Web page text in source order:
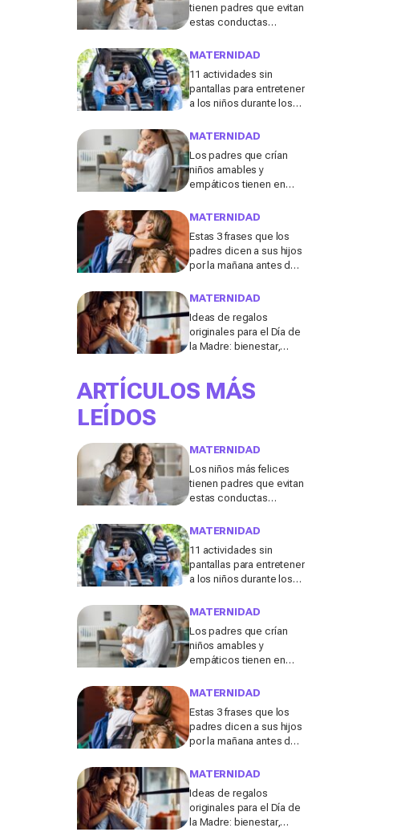
tienen padres que evitan
estas conductas
menudo se consideran
expertos
MATERNIDAD
11 actividades sin
pantallas para entretener
a los niños durante los
coche, tren o avión
MATERNIDAD
Los padres que crían
niños amables y
empáticos tienen en
según un experto en
MATERNIDAD
Estas 3 frases que los
padres dicen a sus hijos
por la mañana antes de ir
molestar a los
MATERNIDAD
Ideas de regalos
originales para el Día de
la Madre: bienestar,
para compartir con ella
ARTÍCULOS MÁS
LEÍDOS
MATERNIDAD
Los niños más felices
tienen padres que evitan
estas conductas
menudo se consideran
expertos
MATERNIDAD
11 actividades sin
pantallas para entretener
a los niños durante los
coche, tren o avión
MATERNIDAD
Los padres que crían
niños amables y
empáticos tienen en
según un experto en
MATERNIDAD
Estas 3 frases que los
padres dicen a sus hijos
por la mañana antes de ir
molestar a los
MATERNIDAD
Ideas de regalos
originales para el Día de
la Madre: bienestar,